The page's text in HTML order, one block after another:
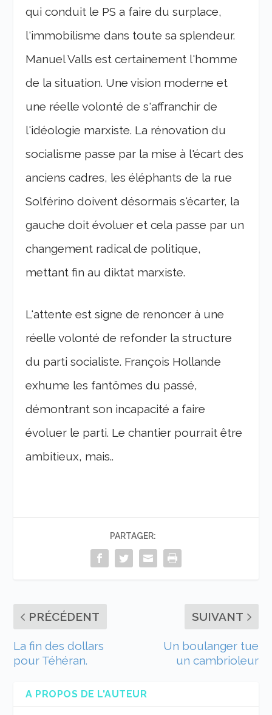
qui conduit le PS a faire du surplace,
l'immobilisme dans toute sa splendeur.
Manuel Valls est certainement l'homme
de la situation. Une vision moderne et
une réelle volonté de s'affranchir de
l'idéologie marxiste. La rénovation du
socialisme passe par la mise à l'écart des
anciens cadres, les éléphants de la rue
Solférino doivent désormais s'écarter, la
gauche doit évoluer et cela passe par un
changement radical de politique,
mettant fin au diktat marxiste.
L'attente est signe de renoncer à une
réelle volonté de refonder la structure
du parti socialiste. François Hollande
exhume les fantômes du passé,
démontrant son incapacité a faire
évoluer le parti. Le chantier pourrait être
ambitieux, mais..
PARTAGER:
PRÉCÉDENT
La fin des dollars
pour Téhéran.
SUIVANT
Un boulanger tue
un cambrioleur
A PROPOS DE L'AUTEUR